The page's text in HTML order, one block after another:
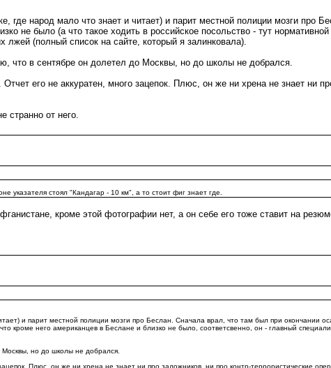
народ мало что знает и читает) и парит местной полиции мозги про
не было (а что такое ходить в российское посольство - тут
лжей (полный список на сайте, который я залинковала).
что в сентябре он долетел до Москвы, но до школы не добрался.
его не аккуратен, много зацепок. Плюс, он же ни хрена не знает ни
странно от него.
стоял "Кандагар - 10 км", а то стоит фиг знает где.
кроме этой фотографии нет, а он себе его тоже ставит на
и парит местной полиции мозги про Беслан. Сначала врал, что там был при окончании
кроме него американцев в Беслане и близко не было, соответсвенно, он - главный
но до школы не добрался.
Плюс, он же ни хрена не знает ни про заложников, ни про контр-террористические